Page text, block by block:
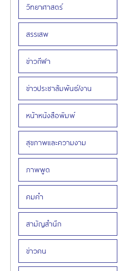
วิทยาศาสตร์
สรรเสพ
ข่าวกีฬา
ข่าวประชาสัมพันธ์/งาน
หน้าหนังสือพิมพ์
สุขภาพและความงาม
ภาพพูด
คมคำ
สามัญสำนึก
ข่าวคน